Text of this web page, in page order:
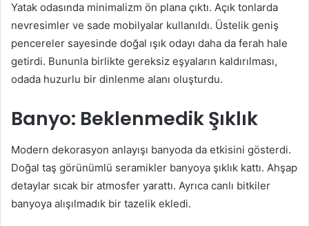
Yatak odasında minimalizm ön plana çıktı. Açık tonlarda
nevresimler ve sade mobilyalar kullanıldı. Üstelik geniş
pencereler sayesinde doğal ışık odayı daha da ferah hale
getirdi. Bununla birlikte gereksiz eşyaların kaldırılması,
odada huzurlu bir dinlenme alanı oluşturdu.
Banyo: Beklenmedik Şıklık
Modern dekorasyon anlayışı banyoda da etkisini gösterdi.
Doğal taş görünümlü seramikler banyoya şıklık kattı. Ahşap
detaylar sıcak bir atmosfer yarattı. Ayrıca canlı bitkiler
banyoya alışılmadık bir tazelik ekledi.